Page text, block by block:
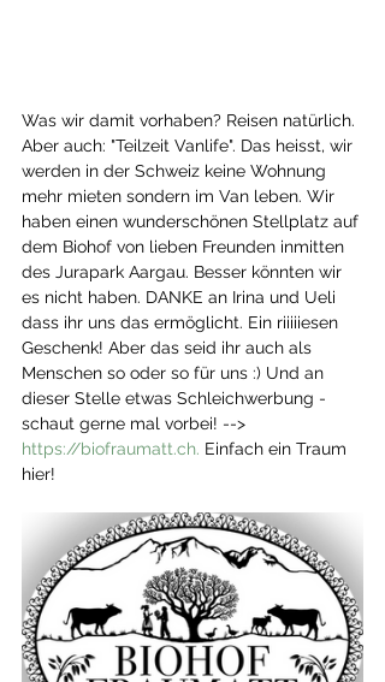
Was wir damit vorhaben? Reisen natürlich.
Aber auch: "Teilzeit Vanlife". Das heisst, wir
werden in der Schweiz keine Wohnung
mehr mieten sondern im Van leben. Wir
haben einen wunderschönen Stellplatz auf
dem Biohof von lieben Freunden inmitten
des Jurapark Aargau. Besser könnten wir
es nicht haben. DANKE an Irina und Ueli
dass ihr uns das ermöglicht. Ein riiiiiesen
Geschenk! Aber das seid ihr auch als
Menschen so oder so für uns :) Und an
dieser Stelle etwas Schleichwerbung -
schaut gerne mal vorbei! -->
https://biofraumatt.ch. Einfach ein Traum
hier!